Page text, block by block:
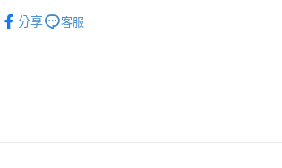
付款後7-11取貨
分享 客服